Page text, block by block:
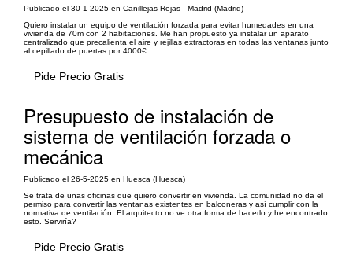
Publicado el 30-1-2025 en Canillejas Rejas - Madrid (Madrid)
Quiero instalar un equipo de ventilación forzada para evitar humedades en una
vivienda de 70m con 2 habitaciones. Me han propuesto ya instalar un aparato
centralizado que precalienta el aire y rejillas extractoras en todas las ventanas junto
al cepillado de puertas por 4000€
Pide Precio Gratis
Presupuesto de instalación de
sistema de ventilación forzada o
mecánica
Publicado el 26-5-2025 en Huesca (Huesca)
Se trata de unas oficinas que quiero convertir en vivienda. La comunidad no da el
permiso para convertir las ventanas existentes en balconeras y así cumplir con la
normativa de ventilación. El arquitecto no ve otra forma de hacerlo y he encontrado
esto. Serviría?
Pide Precio Gratis